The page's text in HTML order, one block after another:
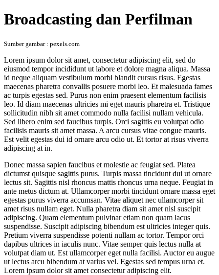
Broadcasting dan Perfilman
Sumber gambar : pexels.com
Lorem ipsum dolor sit amet, consectetur adipiscing elit, sed do
eiusmod tempor incididunt ut labore et dolore magna aliqua. Massa
id neque aliquam vestibulum morbi blandit cursus risus. Egestas
maecenas pharetra convallis posuere morbi leo. Et malesuada fames
ac turpis egestas sed. Purus non enim praesent elementum facilisis
leo. Id diam maecenas ultricies mi eget mauris pharetra et. Tristique
sollicitudin nibh sit amet commodo nulla facilisi nullam vehicula.
Sed libero enim sed faucibus turpis. Orci sagittis eu volutpat odio
facilisis mauris sit amet massa. A arcu cursus vitae congue mauris.
Est velit egestas dui id ornare arcu odio ut. Et tortor at risus viverra
adipiscing at in.
Donec massa sapien faucibus et molestie ac feugiat sed. Platea
dictumst quisque sagittis purus. Turpis massa tincidunt dui ut ornare
lectus sit. Sagittis nisl rhoncus mattis rhoncus urna neque. Feugiat in
ante metus dictum at. Ullamcorper morbi tincidunt ornare massa eget
egestas purus viverra accumsan. Vitae aliquet nec ullamcorper sit
amet risus nullam eget. Nulla pharetra diam sit amet nisl suscipit
adipiscing. Quam elementum pulvinar etiam non quam lacus
suspendisse. Suscipit adipiscing bibendum est ultricies integer quis.
Pretium viverra suspendisse potenti nullam ac tortor. Tempor orci
dapibus ultrices in iaculis nunc. Vitae semper quis lectus nulla at
volutpat diam ut. Est ullamcorper eget nulla facilisi. Auctor eu augue
ut lectus arcu bibendum at varius vel. Egestas sed tempus urna et.
Lorem ipsum dolor sit amet consectetur adipiscing elit.